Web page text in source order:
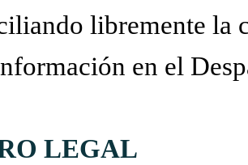
libremente la
en el
LEGAL